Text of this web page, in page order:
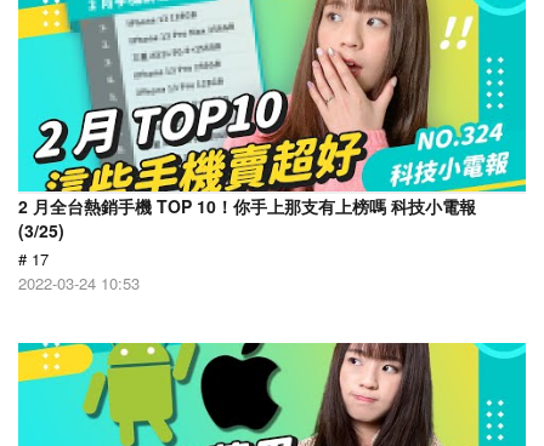
2 月全台熱銷手機 TOP 10！你手上那支有上榜嗎 科技小電報
(3/25)
# 17
2022-03-24 10:53